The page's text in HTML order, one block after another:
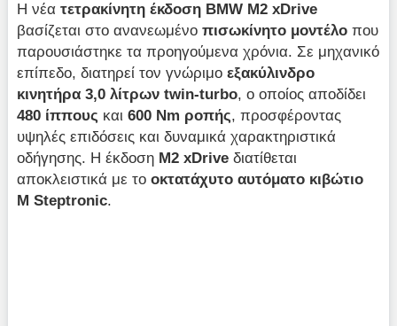
Η νέατετρακίνητη έκδοση BMW M2 xDrive
βασίζεται στο ανανεωμένοπισωκίνητο μοντέλο που
παρουσιάστηκε τα προηγούμενα χρόνια. Σε μηχανικό
επίπεδο, διατηρεί τον γνώριμοεξακύλινδρο
κινητήρα 3,0 λίτρων twin-turbo, ο οποίος αποδίδει
480 ίππους και600 Nm ροπής, προσφέροντας
υψηλές επιδόσεις και δυναμικά χαρακτηριστικά
οδήγησης. Η έκδοση M2 xDrive διατίθεται
αποκλειστικά με τοοκτατάχυτο αυτόματο κιβώτιο
M Steptronic.